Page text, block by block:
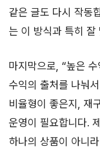
같은 글도 다시 작동
는 이 방식과 특히 잘
마지막으로, “높은
수익의 출처를 나눠
비율형이 좋은지, 재
운영이 필요합니다.
하나의 상품이 아니